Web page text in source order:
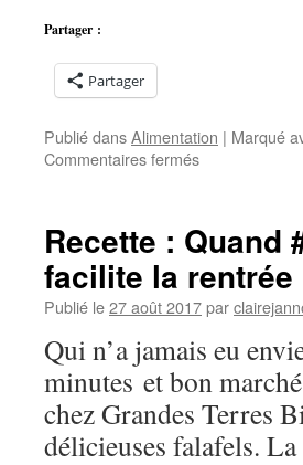
Partager :
Partager
Publié dansAlimentation | Marqué
Commentaires ferméssur
projet
de
la
ferme
4000
vaches
en
Bourgogne
Recette : Quand
facilite la rentrée
Publié le27 août 2017par
Qui n’a jamais eu
minutes et bon
chez Grandes Terres
délicieuses falafels.